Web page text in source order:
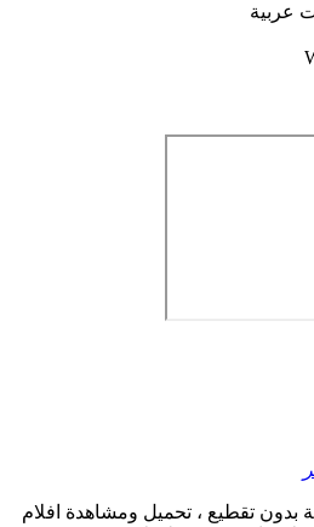
عربية
بدون تقطيع ، تحميل ومشاهدة افلام